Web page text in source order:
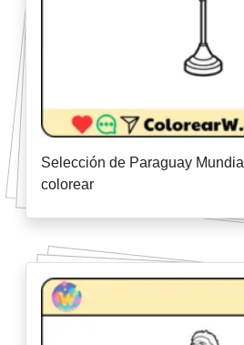
Selección de Paraguay
colorear